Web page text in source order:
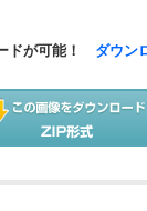
ドが可能！ ダウン